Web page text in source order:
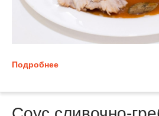
Подробнее